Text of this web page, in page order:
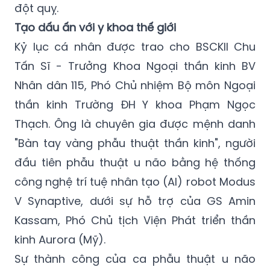
đột quỵ.
Tạo dấu ấn với y khoa thế giới
Kỷ lục cá nhân được trao cho BSCKII Chu
Tấn Sĩ - Trưởng Khoa Ngoại thần kinh BV
Nhân dân 115, Phó Chủ nhiệm Bộ môn Ngoại
thần kinh Trường ĐH Y khoa Phạm Ngọc
Thạch. Ông là chuyên gia được mệnh danh
"Bàn tay vàng phẫu thuật thần kinh", người
đầu tiên phẫu thuật u não bằng hệ thống
công nghệ trí tuệ nhân tạo (AI) robot Modus
V Synaptive, dưới sự hỗ trợ của GS Amin
Kassam, Phó Chủ tịch Viện Phát triển thần
kinh Aurora (Mỹ).
Sự thành công của ca phẫu thuật u não